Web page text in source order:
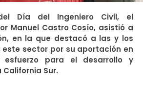
Día del Ingeniero Civil, el
Manuel Castro Cosío, asistió a
en la que destacó a las y los
este sector por su aportación en
esfuerzo para el desarrollo y
Sur.